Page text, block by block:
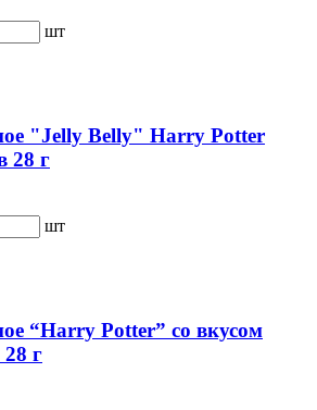
шт
"Jelly Belly" Harry Potter
28 г
шт
“Harry Potter” со вкусом
г